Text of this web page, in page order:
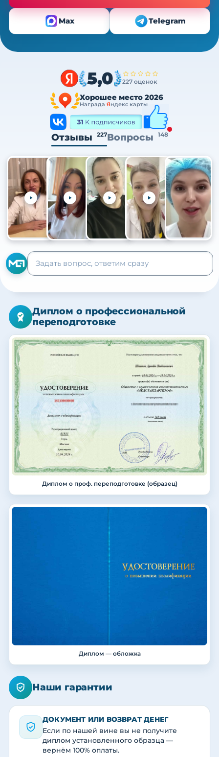
Max Telegram
5,0 227 оценок
Хорошее место 2026
Награда Яндекс карты
Отзывы 227Вопросы 148
+105
Диплом о профессиональной
переподготовке
Диплом о проф. переподготовке (образец)
Диплом — обложка
Наши гарантии
ДОКУМЕНТ ИЛИ ВОЗВРАТ ДЕНЕГ
Если по нашей вине вы не получите
диплом установленного образца —
вернём 100% оплаты.